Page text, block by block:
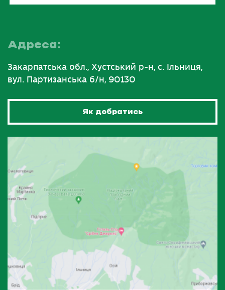
Адреса:
Закарпатська обл., Хустський р-н, с. Ільниця,
вул. Партизанська б/н, 90130
Як добратись